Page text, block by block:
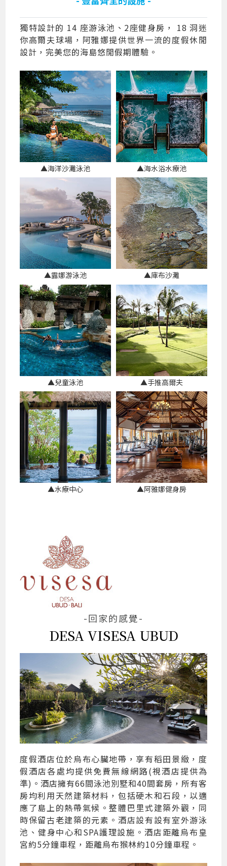
獨特設計的 14 座游泳池、2座健身房， 18 洞迷
你高爾夫球場，阿雅娜提供世界一流的度假休閒
設計，完美您的海島悠閒假期體驗。
▲海洋沙灘泳池 ▲海水浴水療池
▲露娜游泳池 ▲庫布沙灘
▲兒童泳池 ▲手推高爾夫
▲水療中心 ▲阿雅娜健身房
-回家的感覺-
DESA VISESA UBUD
度假酒店位於烏布心臟地帶，享有稻田景緻，度
假酒店各處均提供免費無線網路(視酒店提供為
準)。酒店擁有66間泳池別墅和40間套房，所有客
房均利用天然建築材料，包括硬木和石段，以適
應了島上的熱帶氣候。整體巴里式建築外觀，同
時保留古老建築的元素。酒店設有設有室外游泳
池、健身中心和SPA護理設施。酒店距離烏布皇
宮約5分鐘車程，距離烏布猴林約10分鐘車程。